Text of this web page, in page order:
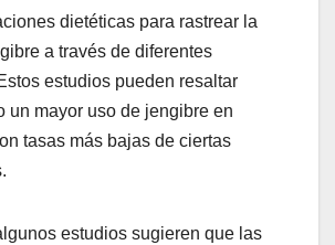
dietéticas para rastrear la
a través de diferentes
estudios pueden resaltar
un mayor uso de jengibre en
tasas más bajas de ciertas
estudios sugieren que las